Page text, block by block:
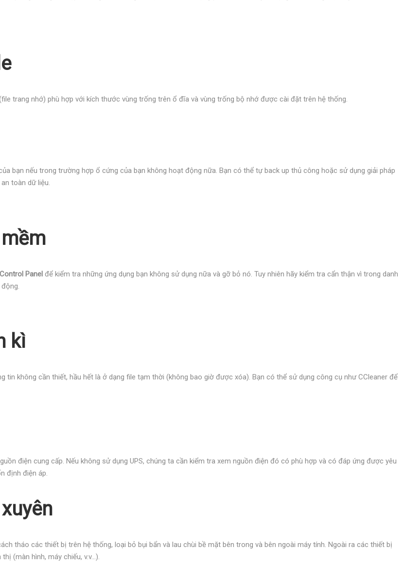
trang nhớ) phù hợp với kích thước vùng trống trên ổ đĩa và vùng trống bộ nhớ được cài đặt trên hệ thống.
bạn nếu trong trường hợp ổ cứng của bạn không hoạt động nữa. Bạn có thể tự back up thủ công hoặc sử dụng giải pháp
toàn dữ liệu.
Panel để kiểm tra những ứng dụng bạn không sử dụng nữa và gỡ bỏ nó. Tuy nhiên hãy kiểm tra cẩn thận vì trong danh
kì
tin không cần thiết, hầu hết là ở dạng file tạm thời (không bao giờ được xóa). Bạn có thể sử dụng công cụ như CCleaner để
điện cung cấp. Nếu không sử dụng UPS, chúng ta cần kiểm tra xem nguồn điện đó có phù hợp và có đáp ứng được yêu
định điện áp.
tháo các thiết bị trên hệ thống, loại bỏ bụi bẩn và lau chùi bề mặt bên trong và bên ngoài máy tính. Ngoài ra các thiết bị
(màn hình, máy chiếu, v.v…).